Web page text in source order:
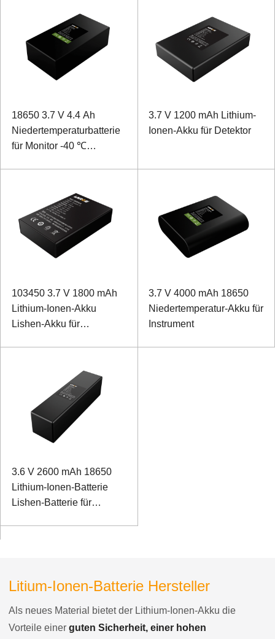
18650 3.7 V 4.4 Ah
Niedertemperaturbatterie
für Monitor -40 ℃
3.7 V 1200 mAh Lithium-
Ionen-Akku für Detektor
103450 3.7 V 1800 mAh
Lithium-Ionen-Akku
Lishen-Akku für
3.7 V 4000 mAh 18650
Niedertemperatur-Akku für
Instrument
3.6 V 2600 mAh 18650
Lithium-Ionen-Batterie
Lishen-Batterie für
Litium-Ionen-Batterie Hersteller
Als neues Material bietet der Lithium-Ionen-Akku die
Vorteile einer guten Sicherheit, einer hohen